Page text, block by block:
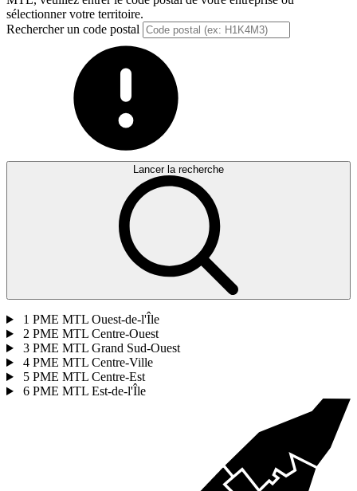
sélectionner votre territoire.
Rechercher un code postal
Lancer la recherche
1 PME MTL Ouest-de-l'Île
2 PME MTL Centre-Ouest
3 PME MTL Grand Sud-Ouest
4 PME MTL Centre-Ville
5 PME MTL Centre-Est
6 PME MTL Est-de-l'Île